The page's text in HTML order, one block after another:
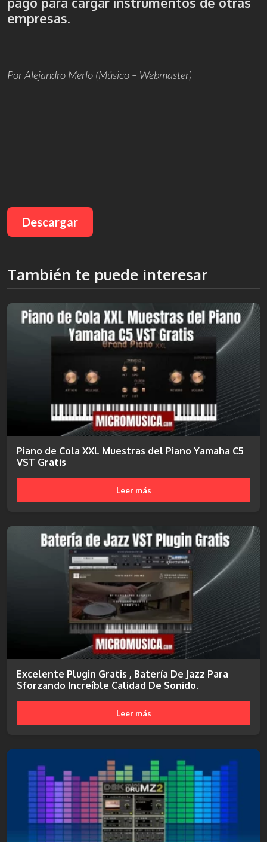
empresas.
Por Alejandro Merlo (Músico – Webmaster)
Descargar
También te puede interesar
Piano de Cola XXL Muestras del Piano Yamaha C5
VST Gratis
Leer más
Excelente Plugin Gratis , Batería De Jazz Para
Sforzando Increíble Calidad De Sonido.
Leer más